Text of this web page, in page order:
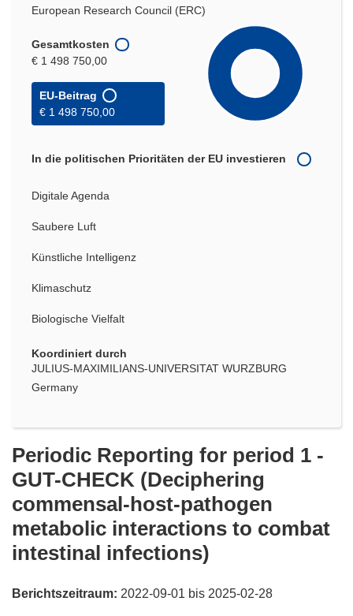
European Research Council (ERC)
Gesamtkosten
€ 1 498 750,00
EU-Beitrag
€ 1 498 750,00
In die politischen Prioritäten der EU investieren
Digitale Agenda
Saubere Luft
Künstliche Intelligenz
Klimaschutz
Biologische Vielfalt
Koordiniert durch
JULIUS-MAXIMILIANS-UNIVERSITAT WURZBURG
Germany
Periodic Reporting for period 1 -
GUT-CHECK (Deciphering
commensal-host-pathogen
metabolic interactions to combat
intestinal infections)
Berichtszeitraum: 2022-09-01 bis 2025-02-28